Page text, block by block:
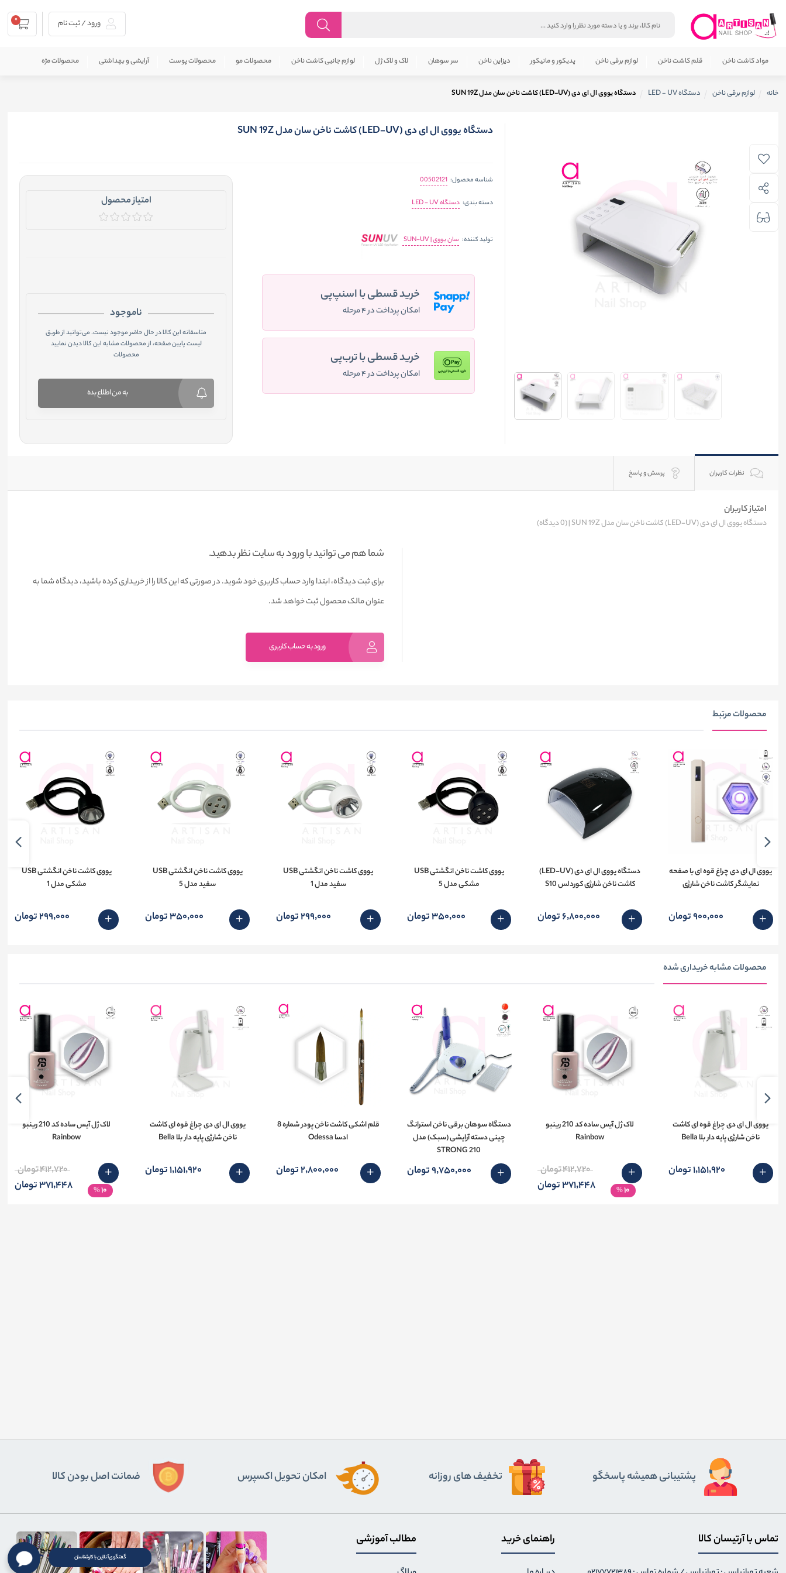
گفتگوی آنلاین با کارشناسان
ورود / ثبت نام 0
مواد کاشت ناخن قلم کاشت ناخن لوازم برقی ناخن پدیکور و مانیکور دیزاین ناخن سر سوهان لاک و لاک ژل لوازم جانبی کاشت ناخن محصولات مو محصولات پوست آرایشی و بهداشتی محصولات مژه
خانه لوازم برقی ناخن دستگاه LED - UV دستگاه یووی ال ای دی (LED-UV) کاشت ناخن سان مدل SUN 19Z
دستگاه یووی ال ای دی (LED-UV) کاشت ناخن سان مدل SUN 19Z
شناسه محصول: 00502121
دسته بندی: دستگاه LED - UV
تولید کننده: سان یووی | SUN-UV
خرید قسطی با اسنپ‌پی
امکان پرداخت در ۴ مرحله
خرید قسطی با ترب‌پی
امکان پرداخت در ۴ مرحله
امتیاز محصول
ناموجود
متاسفانه این کالا در حال حاضر موجود نیست. می‌توانید از طریق
لیست پایین صفحه، از محصولات مشابه این کالا دیدن نمایید
محصولات
به من اطلاع بده
نظرات کاربران پرسش و پاسخ
امتیاز کاربران
دستگاه یووی ال ای دی (LED-UV) کاشت ناخن سان مدل SUN 19Z | (0 دیدگاه)
شما هم می توانید با ورود به سایت نظر بدهید.
برای ثبت دیدگاه، ابتدا وارد حساب کاربری خود شوید. در صورتی که این کالا را از خریداری کرده باشید، دیدگاه شما به
عنوان مالک محصول ثبت خواهد شد.
ورود به حساب کاربری
محصولات مرتبط
یووی ال ای دی چراغ قوه ای با صفحه
نمایشگر کاشت ناخن شارژی
900٬000 تومان
دستگاه یووی ال ای دی (LED-UV)
کاشت ناخن شارژی کوردلس S10
6٬800٬000 تومان
یووی کاشت ناخن انگشتی USB
مشکی مدل 5
350٬000 تومان
یووی کاشت ناخن انگشتی USB
سفید مدل 1
299٬000 تومان
یووی کاشت ناخن انگشتی USB
سفید مدل 5
350٬000 تومان
یووی کاشت ناخن انگشتی USB
مشکی مدل 1
299٬000 تومان
محصولات مشابه خریداری شده
یووی ال ای دی چراغ قوه ای کاشت
ناخن شارژی پایه دار بلا Bella
1٬151٬920 تومان
لاک ژل آیس ساده کد 210 رینبو
Rainbow
10
%
412٬720 تومان
371٬448 تومان
دستگاه سوهان برقی ناخن استرانگ
چینی دسته آرایشی (سبک) مدل
STRONG 210
9٬750٬000 تومان
قلم اشکی کاشت ناخن پودر شماره 8
ادسا Odessa
2٬800٬000 تومان
یووی ال ای دی چراغ قوه ای کاشت
ناخن شارژی پایه دار بلا Bella
1٬151٬920 تومان
لاک ژل آیس ساده کد 210 رینبو
Rainbow
10
%
412٬720 تومان
371٬448 تومان
پشتیبانی همیشه پاسخگو تخفیف های روزانه اﻣﮑﺎن ﺗﺤﻮﯾﻞ اﮐﺴﭙﺮس ضمانت اصل بودن کالا
تماس با آرتیسان کالا راهنمای خرید مطالب آموزشی